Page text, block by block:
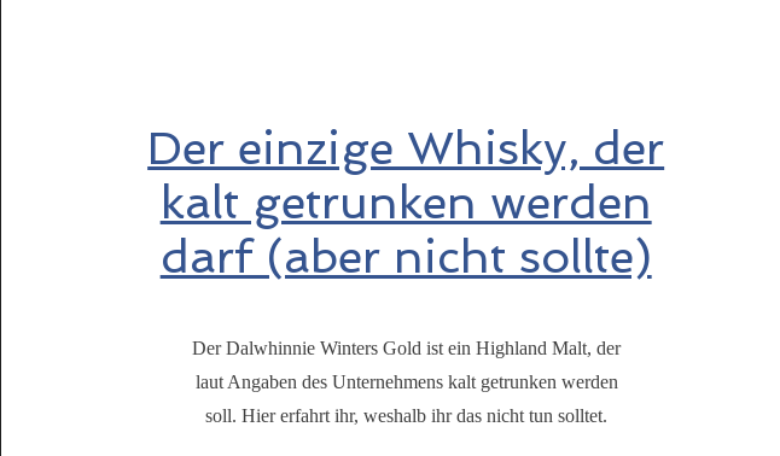
Der einzige Whisky, der
kalt getrunken werden
darf (aber nicht sollte)
Der Dalwhinnie Winters Gold ist ein Highland Malt, der
laut Angaben des Unternehmens kalt getrunken werden
soll. Hier erfahrt ihr, weshalb ihr das nicht tun solltet.